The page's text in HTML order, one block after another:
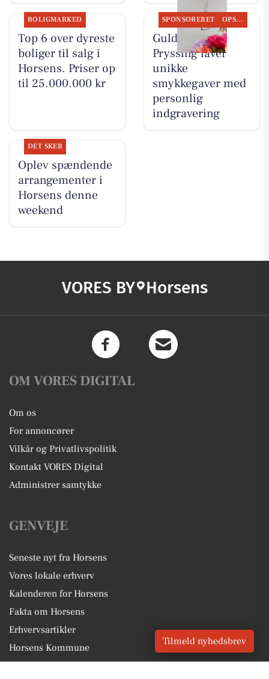
BOLIGMARKED
Top 6 over dyreste
boliger til salg i
Horsens. Priser op
til 25.000.000 kr
SPONSORERET OPSLAGSTAVLEN
Guldsmed
Pryssing laver
unikke
smykkegaver med
personlig
indgravering
DET SKER
Oplev spændende
arrangementer i
Horsens denne
weekend
VORES BY Horsens
OM VORES DIGITAL
Om os
For annoncører
Vilkår og Privatlivspolitik
Kontakt VORES Digital
Administrer samtykke
GENVEJE
Seneste nyt fra Horsens
Vores lokale erhverv
Kalenderen for Horsens
Fakta om Horsens
Erhvervsartikler
Horsens Kommune
Tilmeld nyhedsbrev